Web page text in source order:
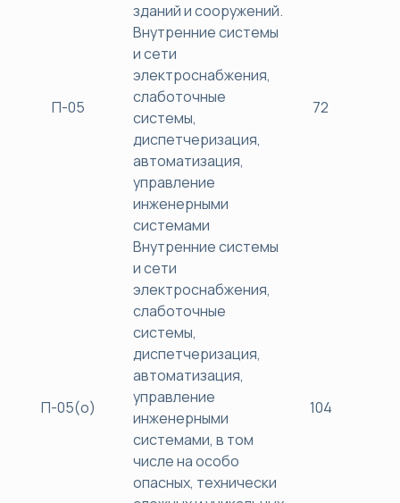
П-05
зданий и сооружений.
Внутренние системы
и сети
электроснабжения,
слаботочные
системы,
диспетчеризация,
автоматизация,
управление
инженерными
системами
72
П-05(о)
Внутренние системы
и сети
электроснабжения,
слаботочные
системы,
диспетчеризация,
автоматизация,
управление
инженерными
системами, в том
числе на особо
опасных, технически
104